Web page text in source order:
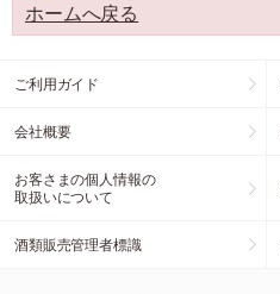
ホームへ戻る
ご利用ガイド
会社概要
お客さまの個人情報の
取扱いについて
酒類販売管理者標識